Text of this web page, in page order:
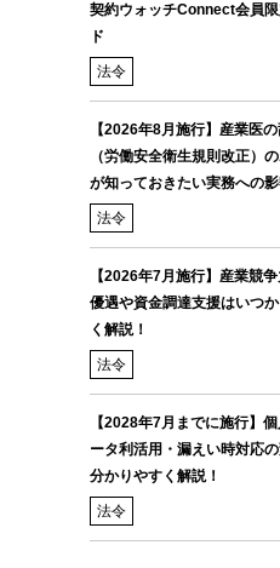
契約ウォッチConnect会員
ド
法令
【2026年8月施行】産業医
（労働安全衛生規則改正）
が知っておきたい実務への
法令
【2026年7月施行】産業競
優遇や資金調達支援はいつ
く解説！
法令
【2028年7月までに施行】
ータ利活用・漏えい時対応
分かりやすく解説！
法令